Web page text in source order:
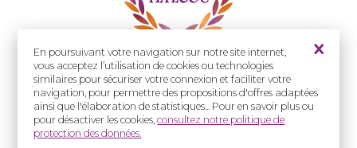
En poursuivant votre navigation sur notre site internet,
vous acceptez l’utilisation de cookies ou technologies
similaires pour sécuriser votre connexion et faciliter votre
navigation, pour permettre des propositions d'offres adaptées
ainsi que l'élaboration de statistiques... Pour en savoir plus ou
pour désactiver les cookies,consultez notre politique de
protection des données.